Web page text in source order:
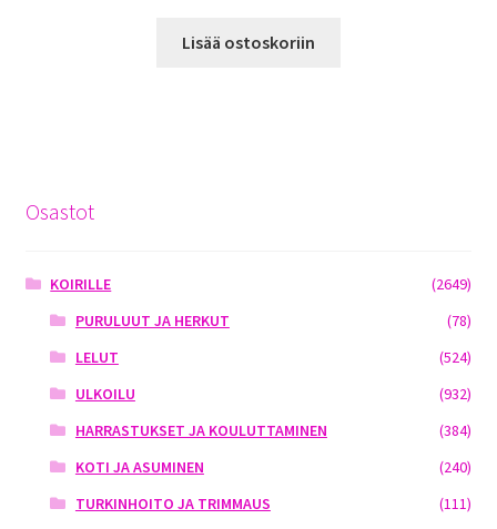
Lisää ostoskoriin
Osastot
KOIRILLE
(2649)
PURULUUT JA HERKUT
(78)
LELUT
(524)
ULKOILU
(932)
HARRASTUKSET JA KOULUTTAMINEN
(384)
KOTI JA ASUMINEN
(240)
TURKINHOITO JA TRIMMAUS
(111)